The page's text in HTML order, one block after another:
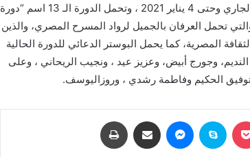
المهرجان القومي للمسرح المصري يقام في الفترة من 20 ديسمبر الجاري وحتى 4 يناير 2021 ، وتحمل الدورة الـ 13 اسم “دورة
المصري، والتي تحمل العرفان بالجميل لرواد المسرح المصري، والذين
المصرية، كما يحمل البوستر الدعائي للدورة الحالية
وجورج أبيض، وعزيز عيد ، ونجيب الريحاني ، وعلى
الحكيم وفاطمة رشدي ، وروزاليوسف.
بوكيت سكايب ماسنجر مشاركة عبر البريد